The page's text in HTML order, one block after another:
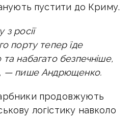
пустити до Криму.
росії
порту тепер їде
набагато безпечніше,
— пише Андрющенко.
продовжують
логістику навколо